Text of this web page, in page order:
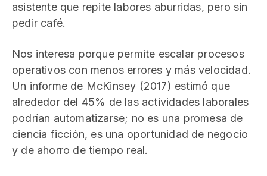
asistente que repite labores aburridas, pero sin
pedir café.
Nos interesa porque permite escalar procesos
operativos con menos errores y más velocidad.
Un informe de McKinsey (2017) estimó que
alrededor del 45% de las actividades laborales
podrían automatizarse; no es una promesa de
ciencia ficción, es una oportunidad de negocio
y de ahorro de tiempo real.